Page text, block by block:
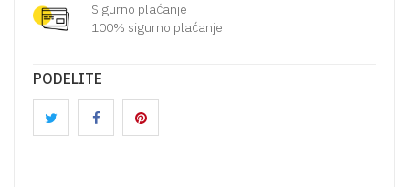
Sigurno plaćanje
100% sigurno plaćanje
PODELITE